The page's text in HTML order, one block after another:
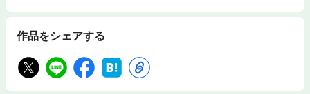
作品をシェアする